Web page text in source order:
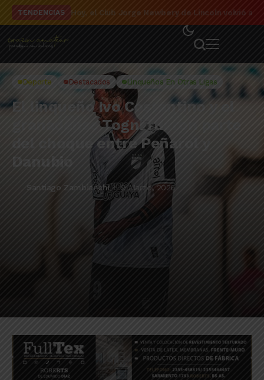
TENDENCIAS El detalle de la campaña de El Linqueño en el
Deporte Destacados Linqueños En Otras Ligas
El linqueño Ivo Costantino y el
granadense Togni fueron parte
del choque entre Peñarol y
Danubio
Santiago Zambianchi 9 Marzo, 2026